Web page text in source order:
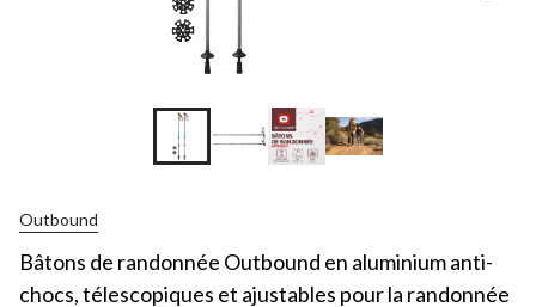
Outbound
Bâtons de randonnée Outbound en aluminium anti-
chocs, télescopiques et ajustables pour la randonnée